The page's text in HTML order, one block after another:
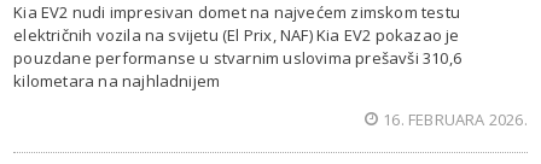
Kia EV2 nudi impresivan domet na najvećem zimskom testu
električnih vozila na svijetu (El Prix, NAF) Kia EV2 pokazao je
pouzdane performanse u stvarnim uslovima prešavši 310,6
kilometara na najhladnijem
16. FEBRUARA 2026.